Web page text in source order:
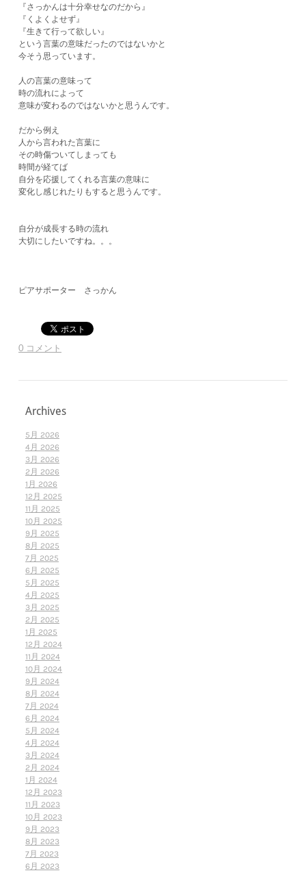
『さっかんは十分幸せなのだから』
『くよくよせず』
『生きて行って欲しい』
という言葉の意味だったのではないかと
今そう思っています。
人の言葉の意味って
時の流れによって
意味が変わるのではないかと思うんです。
だから例え
人から言われた言葉に
その時傷ついてしまっても
時間が経てば
自分を応援してくれる言葉の意味に
変化し感じれたりもすると思うんです。
自分が成長する時の流れ
大切にしたいですね。。。
ピアサポーター さっかん
0 コメント
Archives
5月 2026
4月 2026
3月 2026
2月 2026
1月 2026
12月 2025
11月 2025
10月 2025
9月 2025
8月 2025
7月 2025
6月 2025
5月 2025
4月 2025
3月 2025
2月 2025
1月 2025
12月 2024
11月 2024
10月 2024
9月 2024
8月 2024
7月 2024
6月 2024
5月 2024
4月 2024
3月 2024
2月 2024
1月 2024
12月 2023
11月 2023
10月 2023
9月 2023
8月 2023
7月 2023
6月 2023